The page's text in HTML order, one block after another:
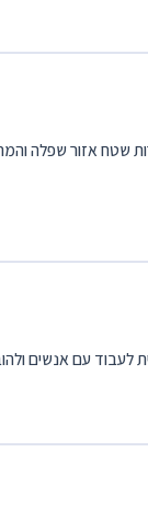
דרוש/ה מנהל/ת מכירות
עם אנשים